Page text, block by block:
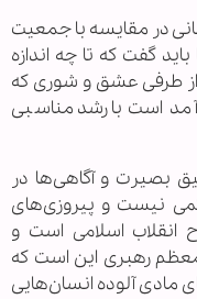
در مقایسه با جمعیت
گفت که تا چه اندازه
از طرفی عشق و شوری که
است با رشد مناسبی
بصیرت و آگاهی‌ها در
نیست و پیروزی‌های
انقلاب اسلامی است و
معظم رهبری این است که
مادی آلوده انسان‌هایی